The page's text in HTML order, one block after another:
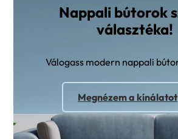
választéka!
Megnézem a kínálatot